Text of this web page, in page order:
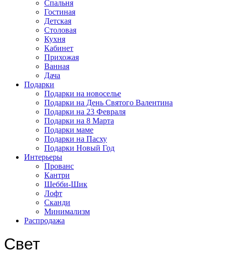
Спальня
Гостиная
Детская
Столовая
Кухня
Кабинет
Прихожая
Ванная
Дача
Подарки
Подарки на новоселье
Подарки на День Святого Валентина
Подарки на 23 Февраля
Подарки на 8 Марта
Подарки маме
Подарки на Пасху
Подарки Новый Год
Интерьеры
Прованс
Кантри
Шебби-Шик
Лофт
Сканди
Минимализм
Распродажа
Свет